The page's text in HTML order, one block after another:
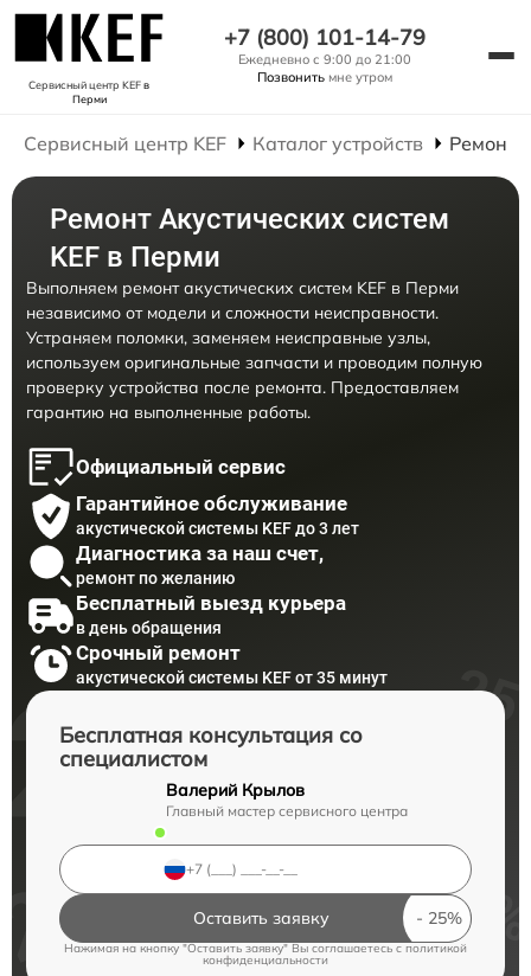
Сервисный центр KEFв
Перми
+7 (800) 101-14-79
Ежедневно с 9:00 до 21:00
Позвонить мне утром
Сервисный центр KEF Каталог устройств Ремонт
Ремонт Акустических систем
KEF в Перми
Выполняем ремонт акустических систем KEF в Перми
независимо от модели и сложности неисправности.
Устраняем поломки, заменяем неисправные узлы,
используем оригинальные запчасти и проводим полную
проверку устройства после ремонта. Предоставляем
гарантию на выполненные работы.
Официальный сервис
Гарантийное обслуживание
акустической системы KEF до 3 лет
Диагностика за наш счет,
ремонт по желанию
Бесплатный выезд курьера
в день обращения
Срочный ремонт
акустической системы KEF от 35 минут
Бесплатная консультация со
специалистом
Валерий Крылов
Главный мастер сервисного центра
Оставить заявку
Нажимая на кнопку "Оставить заявку" Вы соглашаетесь cполитикой
конфиденциальности